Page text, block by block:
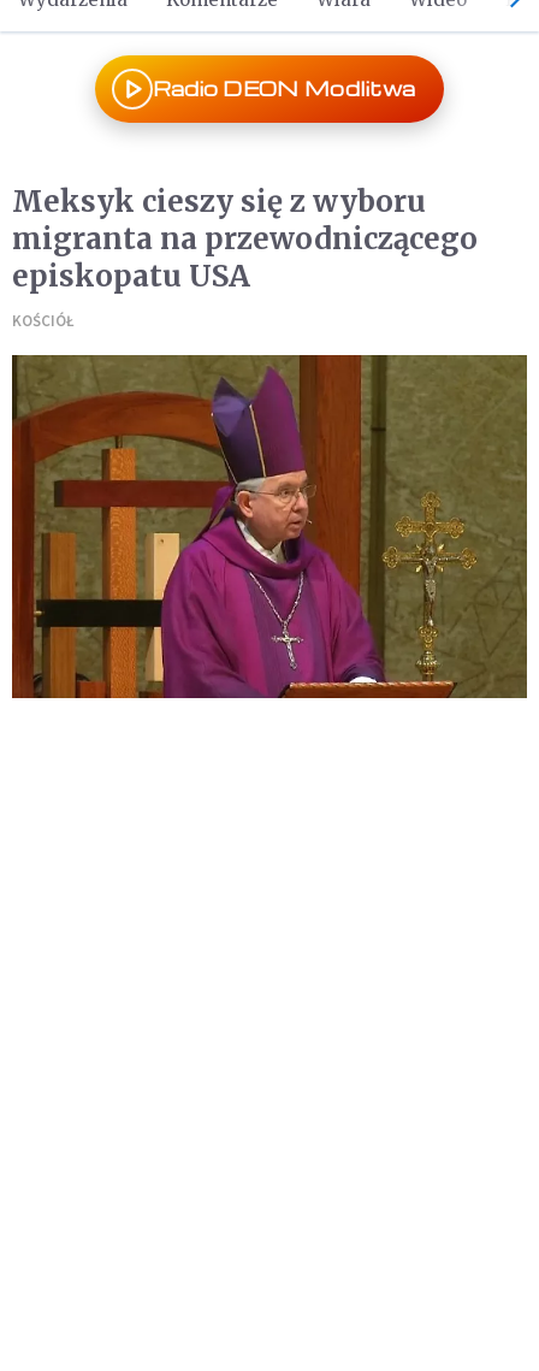
Radio DEON Modlitwa
Meksyk cieszy się z wyboru
migranta na przewodniczącego
episkopatu USA
KOŚCIÓŁ